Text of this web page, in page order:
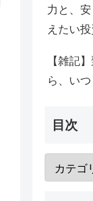
力と、
えたい
【雑記
ら、い
目次